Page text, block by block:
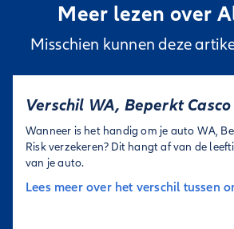
Meer lezen over
Misschien kunnen deze
Verschil WA, Beperkt
Wanneer is het handig om je auto WA,
Risk verzekeren? Dit hangt af van de
van je auto.
Lees meer over het verschil tussen